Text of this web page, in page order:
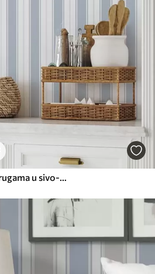
Verzija s ponavljajućim prugama u sivo-plavim tonovima